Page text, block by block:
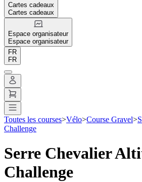
Cartes cadeaux
Cartes cadeaux
Espace organisateur
Espace organisateur
FR
FR
Toutes les courses>Vélo>Course Gravel>
Challenge
Serre Chevalier
Challenge